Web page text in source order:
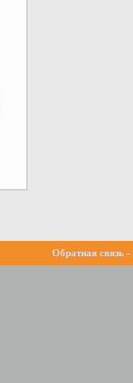
Обратная связь-